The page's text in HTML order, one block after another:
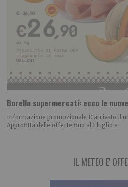
Borello supermercati: ecco le
Informazione promozionale È arrivato il
Approfitta delle offerte fino al 1 luglio e
IL METEO E'